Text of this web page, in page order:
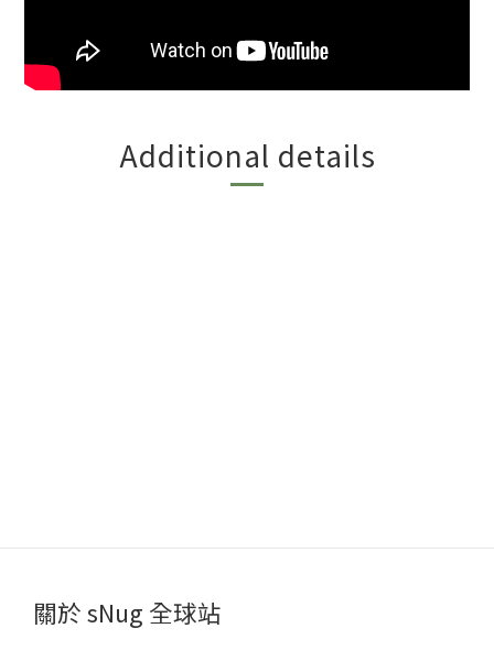
Additional details
關於 sNug 全球站